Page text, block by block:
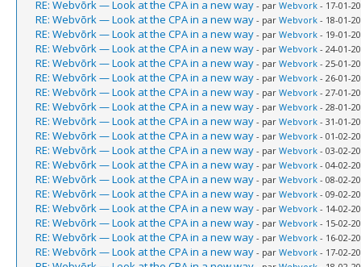
RE: Webvõrk — Look at the CPA in a new way - par Webvork - 17-01-
RE: Webvõrk — Look at the CPA in a new way - par Webvork - 18-01-
RE: Webvõrk — Look at the CPA in a new way - par Webvork - 19-01-
RE: Webvõrk — Look at the CPA in a new way - par Webvork - 24-01-
RE: Webvõrk — Look at the CPA in a new way - par Webvork - 25-01-
RE: Webvõrk — Look at the CPA in a new way - par Webvork - 26-01-
RE: Webvõrk — Look at the CPA in a new way - par Webvork - 27-01-
RE: Webvõrk — Look at the CPA in a new way - par Webvork - 28-01-
RE: Webvõrk — Look at the CPA in a new way - par Webvork - 31-01-
RE: Webvõrk — Look at the CPA in a new way - par Webvork - 01-02-
RE: Webvõrk — Look at the CPA in a new way - par Webvork - 03-02-
RE: Webvõrk — Look at the CPA in a new way - par Webvork - 04-02-
RE: Webvõrk — Look at the CPA in a new way - par Webvork - 08-02-
RE: Webvõrk — Look at the CPA in a new way - par Webvork - 09-02-
RE: Webvõrk — Look at the CPA in a new way - par Webvork - 14-02-
RE: Webvõrk — Look at the CPA in a new way - par Webvork - 15-02-
RE: Webvõrk — Look at the CPA in a new way - par Webvork - 16-02-
RE: Webvõrk — Look at the CPA in a new way - par Webvork - 17-02-